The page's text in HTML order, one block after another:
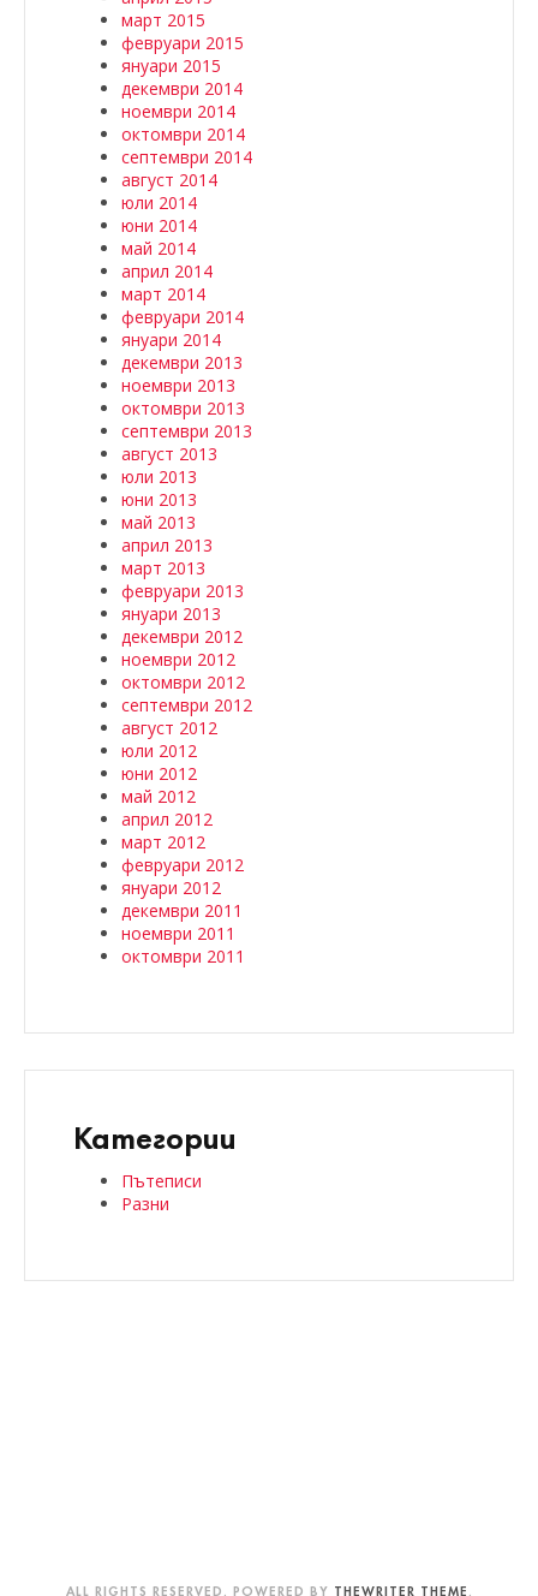
март 2015
февруари 2015
януари 2015
декември 2014
ноември 2014
октомври 2014
септември 2014
август 2014
юли 2014
юни 2014
май 2014
април 2014
март 2014
февруари 2014
януари 2014
декември 2013
ноември 2013
октомври 2013
септември 2013
август 2013
юли 2013
юни 2013
май 2013
април 2013
март 2013
февруари 2013
януари 2013
декември 2012
ноември 2012
октомври 2012
септември 2012
август 2012
юли 2012
юни 2012
май 2012
април 2012
март 2012
февруари 2012
януари 2012
декември 2011
ноември 2011
октомври 2011
Категории
Пътеписи
Разни
ALL RIGHTS RESERVED. POWERED BY THEWRITER THEME